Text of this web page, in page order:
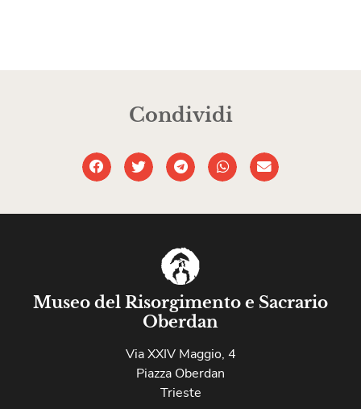
Condividi
Museo del Risorgimento e Sacrario
Oberdan
Via XXIV Maggio, 4
Piazza Oberdan
Trieste